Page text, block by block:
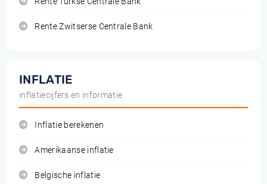
Rente Zwitserse Centrale Bank
INFLATIE
inflatiecijfers en informatie
Inflatie berekenen
Amerikaanse inflatie
Belgische inflatie